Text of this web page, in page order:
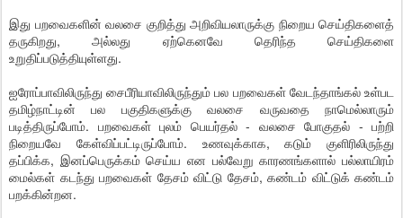
இது பறவைகளின் வலசை குறித்து அறிவியலாருக்கு நிறைய செய்திகளைத்
தருகிறது, அல்லது ஏற்கெனவே தெரிந்த செய்திகளை
உறுதிப்படுத்தியுள்ளது.
ஐரோப்பாவிலிருந்து சைபீரியாவிலிருந்தும் பல பறவைகள் வேடந்தாங்கல் உள்பட
தமிழ்நாட்டின் பல பகுதிகளுக்கு வலசை வருவதை நாமெல்லாரும்
படித்திருப்போம். பறவைகள் புலம் பெயர்தல் - வலசை போகுதல் - பற்றி
நிறையவே கேள்விப்பட்டிருப்போம். உணவுக்காக, கடும் குளிரிலிருந்து
தப்பிக்க, இனப்பெருக்கம் செய்ய என பல்வேறு காரணங்களால் பல்லாயிரம்
மைல்கள் கடந்து பறவைகள் தேசம் விட்டு தேசம், கண்டம் விட்டுக் கண்டம்
பறக்கின்றன.